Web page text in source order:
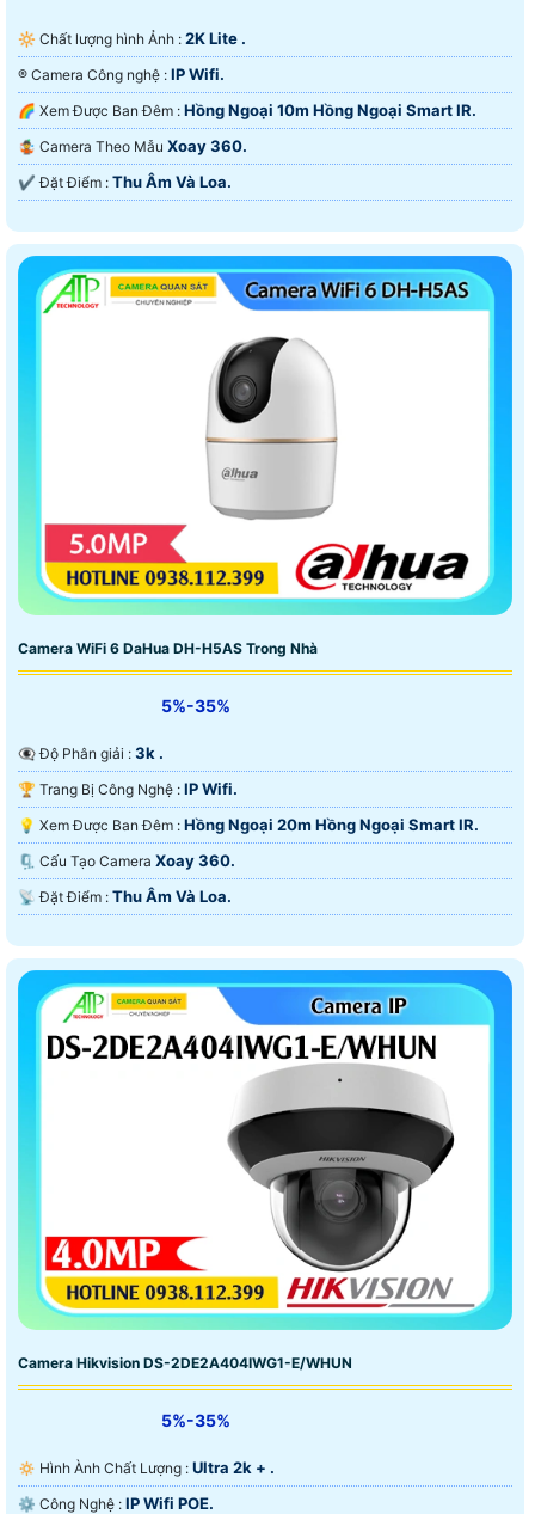
hãng imou và hãng ezviz luôn là sản phẩm đáng tin
cậy trên thị trường việt nam vì giá chỉ 550.000 VNĐ đã
có camera wifi chất lượng full hd 1080p để sử dụng lâu
dài.
🔆 Chất lượng hình Ảnh : 2K Lite .
®️ Camera Công nghệ : IP Wifi.
🌈 Xem Được Ban Đêm : Hồng Ngoại 10m Hồng Ngoại Smart IR.
🤹 Camera Theo Mẫu Xoay 360.
️✔️ Đặt Điểm : Thu Âm Và Loa.
Camera WiFi 6 DaHua DH-H5AS Trong Nhà
5%-35%
👁️‍🗨 Độ Phân giải : 3k .
🏆 Trang Bị Công Nghệ : IP Wifi.
💡 Xem Được Ban Đêm : Hồng Ngoại 20m Hồng Ngoại Smart IR.
🗜️ Cấu Tạo Camera Xoay 360.
️📡 Đặt Điểm : Thu Âm Và Loa.
Camera Hikvision DS-2DE2A404IWG1-E/WHUN
5%-35%
🔅 Hình Ành Chất Lượng : Ultra 2k + .
⚙ Công Nghệ : IP Wifi POE.